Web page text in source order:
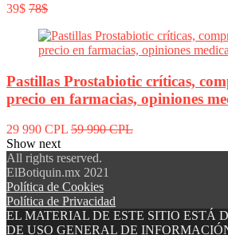
39$ 78$
Pastillas Prostabiotic críticas,
precio en farmacias, opiniones
29 990 CPL 59 990 CPL
Show next
All rights reserved.
ElBotiquin.mx 2021
Política de Cookies
Política de Privacidad
EL MATERIAL DE ESTE SITIO ESTÁ
DE USO GENERAL DE